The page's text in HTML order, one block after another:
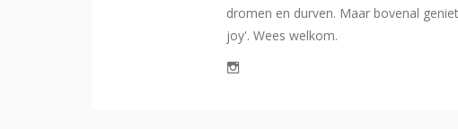
dromen en durven. Maar bovenal
joy'. Wees welkom.